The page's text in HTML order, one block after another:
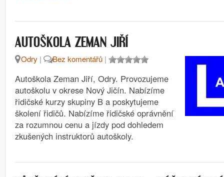
AUTOŠKOLA ZEMAN JIŘÍ
Odry | Bez komentářů |
Autoškola Zeman Jiří, Odry. Provozujeme
autoškolu v okrese Nový Jičín. Nabízíme
řidičské kurzy skupiny B a poskytujeme
školení řidičů. Nabízíme řidičské oprávnění
za rozumnou cenu a jízdy pod dohledem
zkušených instruktorů autoškoly.